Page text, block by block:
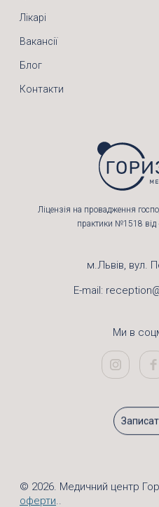
Лікарі
Вакансії
Блог
Контакти
Ліцензія на провадження
практики №1518 від
м.Львів, вул.
E-mail:
Ми в
© 2026. Медичний центр
оферти..